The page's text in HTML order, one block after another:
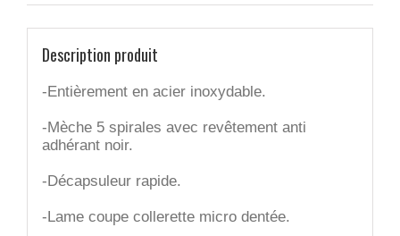
Description produit
-Entièrement en acier inoxydable.
-Mèche 5 spirales avec revêtement anti
adhérant noir.
-Décapsuleur rapide.
-Lame coupe collerette micro dentée.